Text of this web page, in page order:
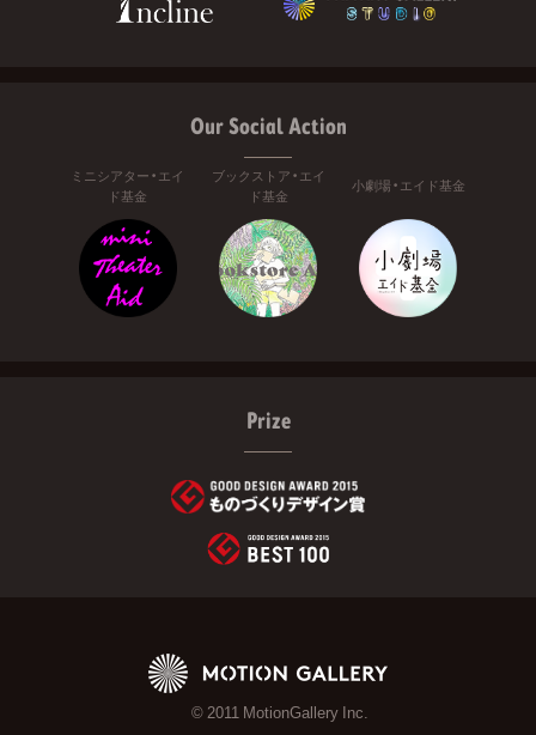
Our Social Action
ミニシアター・エイ
ド基金
ブックストア・エイ
ド基金
小劇場・エイド基金
Prize
© 2011 MotionGallery Inc.